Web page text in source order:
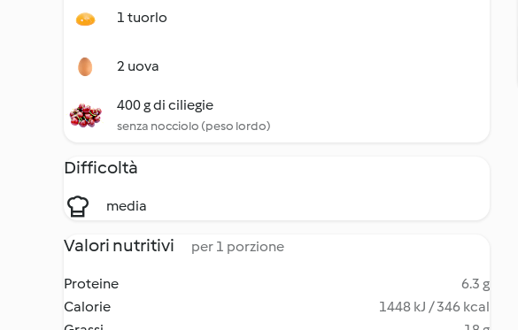
1 tuorlo
2 uova
400 g di ciliegie
senza nocciolo (peso lordo)
Difficoltà
media
Valori nutritivi per 1 porzione
Proteine
6.3 g
Calorie
1448 kJ / 346 kcal